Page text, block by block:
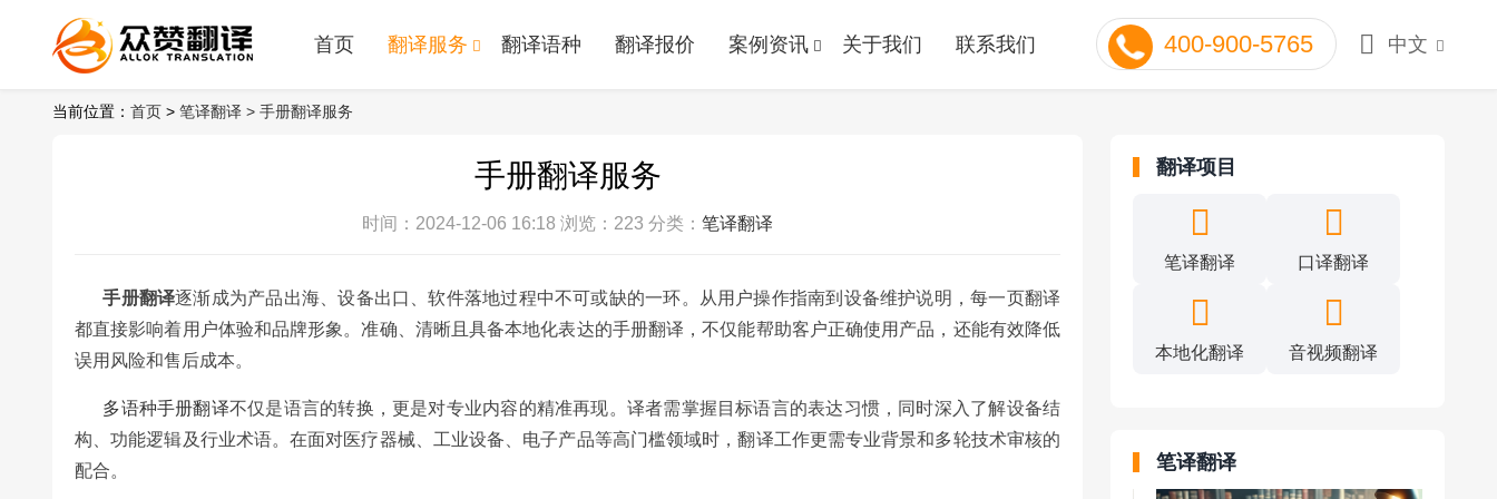
首页 翻译服务 翻译语种 翻译报价 案例资讯 关于我们 联系我们 400-900-5765 中文
当前位置： 首页 > 笔译翻译 > 手册翻译服务
手册翻译服务
时间：2024-12-06 16:18 浏览：223 分类： 笔译翻译
手册翻译逐渐成为产品出海、设备出口、软件落地过程中不可或缺的一环。从用户操作指南到设备维护说明，每一页翻译
都直接影响着用户体验和品牌形象。准确、清晰且具备本地化表达的手册翻译，不仅能帮助客户正确使用产品，还能有效降低
误用风险和售后成本。
多语种手册翻译不仅是语言的转换，更是对专业内容的精准再现。译者需掌握目标语言的表达习惯，同时深入了解设备结
构、功能逻辑及行业术语。在面对医疗器械、工业设备、电子产品等高门槛领域时，翻译工作更需专业背景和多轮技术审核的
配合。
翻译项目
笔译翻译 口译翻译
本地化翻译 音视频翻译
笔译翻译